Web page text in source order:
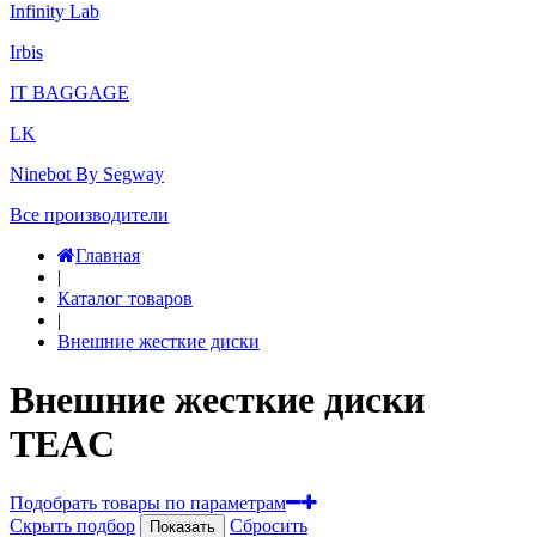
Infinity Lab
Irbis
IT BAGGAGE
LK
Ninebot By Segway
Все производители
Главная
|
Каталог товаров
|
Внешние жесткие диски
Внешние жесткие диски
TEAC
Подобрать товары по параметрам
Скрыть подбор
Показать
Сбросить